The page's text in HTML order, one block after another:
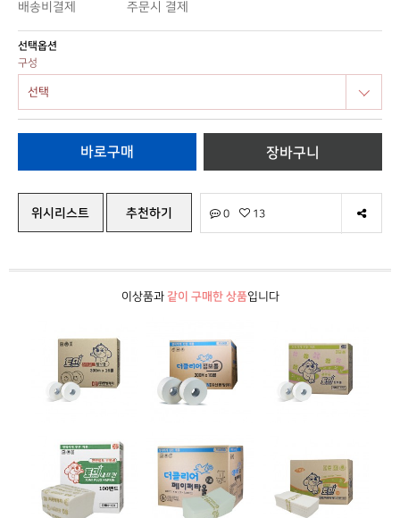
배송비결제 주문시 결제
선택옵션
구성
위시리스트 추천하기 0 13
이상품과 같이 구매한 상품입니다